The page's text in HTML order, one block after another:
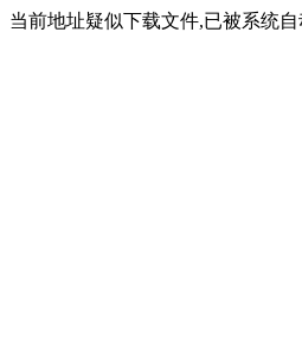
当前地址疑似下载文件,已被系统